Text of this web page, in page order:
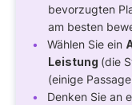
bevorzugten
am besten
Wählen Sie ein
Leistung (die
(einige
Denken Sie an